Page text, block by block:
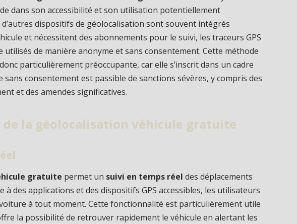
dans son accessibilité et son utilisation potentiellement
dispositifs de géolocalisation sont souvent intégrés
et nécessitent des abonnements pour le suivi, les traceurs GPS
utilisés de manière anonyme et sans consentement. Cette méthode
particulièrement préoccupante, car elle s’inscrit dans un cadre
sans consentement est passible de sanctions sévères, y compris des
et des amendes significatives.
de la géolocalisation véhicule gratuite
gratuite permet un suivi en temps réel des déplacements
à des applications et des dispositifs GPS accessibles, les utilisateurs
à tout moment. Cette fonctionnalité est particulièrement utile
la possibilité de retrouver rapidement le véhicule en alertant les